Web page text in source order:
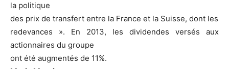
la politique
des prix de transfert entre la France et la Suisse, dont les
redevances ». En 2013, les dividendes versés aux
actionnaires du groupe
ont été augmentés de 11%.